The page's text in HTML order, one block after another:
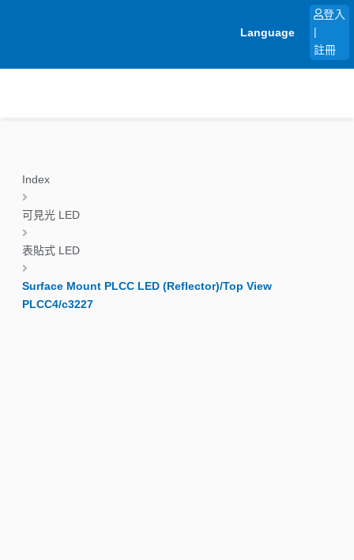
Language
登入
註冊
Index
可見光 LED
表貼式 LED
Surface Mount PLCC LED (Reflector)/Top View
PLCC4/c3227